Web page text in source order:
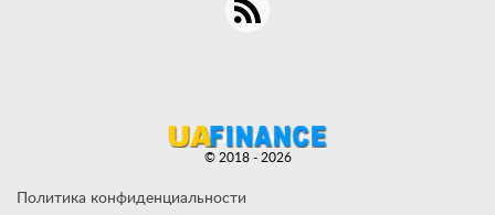
Политика конфиденциальности
© 2018 - 2026